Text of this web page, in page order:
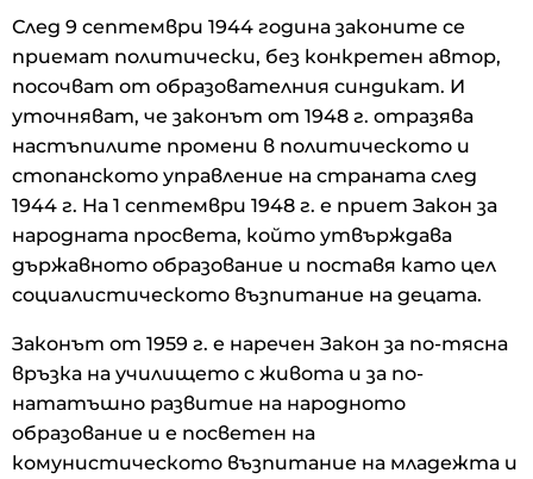
След 9 септември 1944 година законите се
приемат политически, без конкретен автор,
посочват от образователния синдикат. И
уточняват, че законът от 1948 г. отразява
настъпилите промени в политическото и
стопанското управление на страната след
1944 г. На 1 септември 1948 г. е приет Закон за
народната просвета, който утвърждава
държавното образование и поставя като цел
социалистическото възпитание на децата.
Законът от 1959 г. е наречен Закон за по-тясна
връзка на училището с живота и за по-
нататъшно развитие на народното
образование и е посветен на
комунистическото възпитание на младежта и